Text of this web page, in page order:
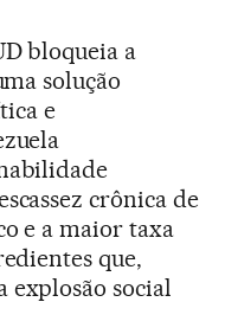
bloqueia a
solução
e
crônica de
e a maior taxa
que,
explosão social